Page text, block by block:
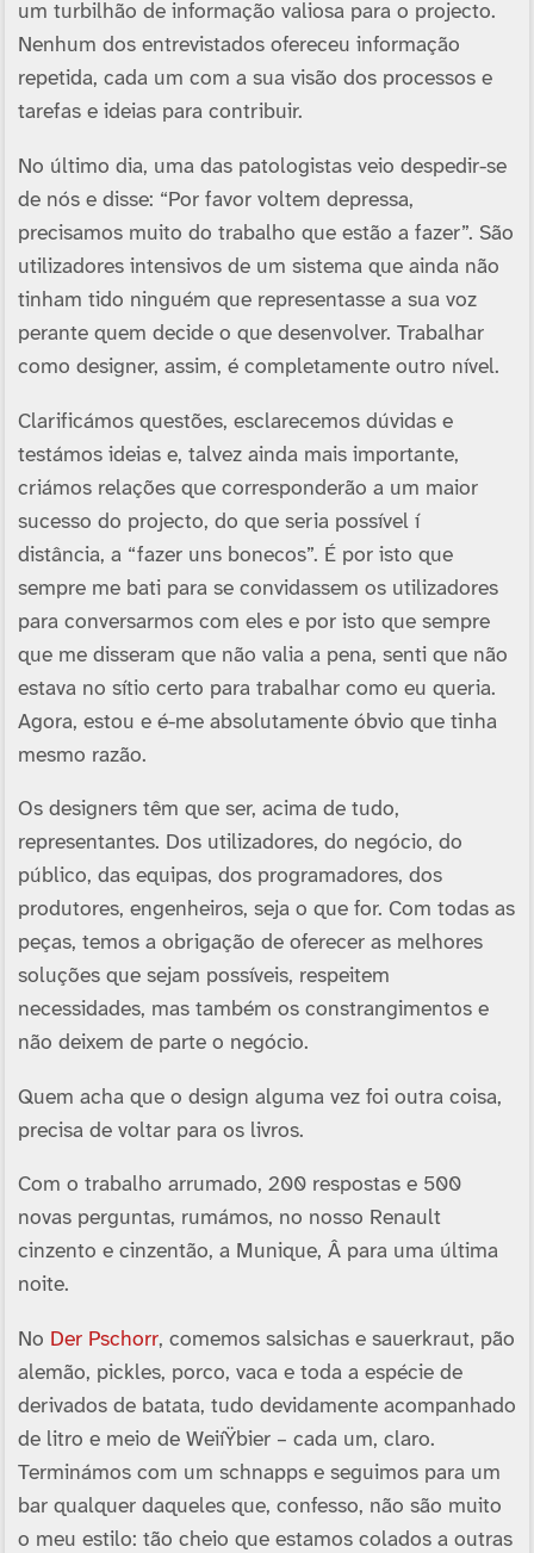
um turbilhão de informação valiosa para o projecto.
Nenhum dos entrevistados ofereceu informação
repetida, cada um com a sua visão dos processos e
tarefas e ideias para contribuir.
No último dia, uma das patologistas veio despedir-se
de nós e disse: “Por favor voltem depressa,
precisamos muito do trabalho que estão a fazer”. São
utilizadores intensivos de um sistema que ainda não
tinham tido ninguém que representasse a sua voz
perante quem decide o que desenvolver. Trabalhar
como designer, assim, é completamente outro ní­vel.
Clarificámos questões, esclarecemos dúvidas e
testámos ideias e, talvez ainda mais importante,
criámos relações que corresponderão a um maior
sucesso do projecto, do que seria possí­vel í
distância, a “fazer uns bonecos”. É por isto que
sempre me bati para se convidassem os utilizadores
para conversarmos com eles e por isto que sempre
que me disseram que não valia a pena, senti que não
estava no sí­tio certo para trabalhar como eu queria.
Agora, estou e é-me absolutamente óbvio que tinha
mesmo razão.
Os designers têm que ser, acima de tudo,
representantes. Dos utilizadores, do negócio, do
público, das equipas, dos programadores, dos
produtores, engenheiros, seja o que for. Com todas as
peças, temos a obrigação de oferecer as melhores
soluções que sejam possí­veis, respeitem
necessidades, mas também os constrangimentos e
não deixem de parte o negócio.
Quem acha que o design alguma vez foi outra coisa,
precisa de voltar para os livros.
Com o trabalho arrumado, 200 respostas e 500
novas perguntas, rumámos, no nosso Renault
cinzento e cinzentão, a Munique, Â para uma última
noite.
No Der Pschorr, comemos salsichas e sauerkraut, pão
alemão, pickles, porco, vaca e toda a espécie de
derivados de batata, tudo devidamente acompanhado
de litro e meio de WeiíŸbier – cada um, claro.
Terminámos com um schnapps e seguimos para um
bar qualquer daqueles que, confesso, não são muito
o meu estilo: tão cheio que estamos colados a outras